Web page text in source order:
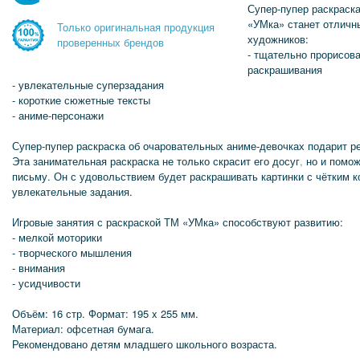
Только оригинальная продукция
проверенных брендов
Супер-пупер
«УМка» станет
художников:
- тщательно
раскрашивания
- увлекательные суперзадания
- короткие сюжетные тексты
- аниме-персонажи
Супер-пупер раскраска об очаровательных аниме-девочках подарит
Эта занимательная раскраска не только скрасит его досуг, но и
письму. Он с удовольствием будет раскрашивать картинки с чётким
увлекательные задания.
Игровые занятия с раскраской ТМ «УМка» способствуют развитию:
- мелкой моторики
- творческого мышления
- внимания
- усидчивости
Объём: 16 стр. Формат: 195 x 255 мм.
Материал: офсетная бумага.
Рекомендовано детям младшего школьного возраста.